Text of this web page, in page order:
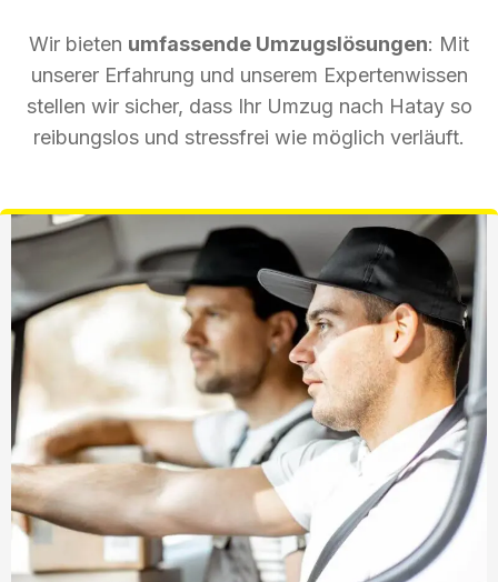
Wir bieten umfassende Umzugslösungen: Mit
unserer Erfahrung und unserem Expertenwissen
stellen wir sicher, dass Ihr Umzug nach Hatay so
reibungslos und stressfrei wie möglich verläuft.